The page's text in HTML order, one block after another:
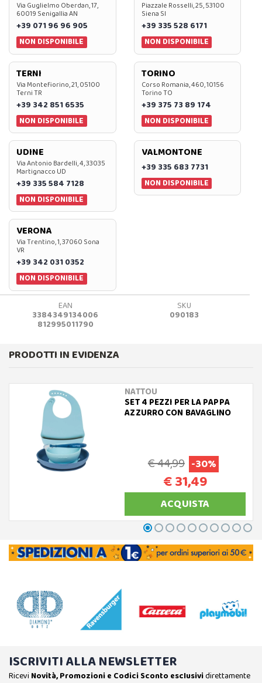
Via Guglielmo Oberdan, 17,
60019 Senigallia AN
+39 071 96 96 905
NON DISPONIBILE
Piazzale Rosselli, 25, 53100
Siena SI
+39 335 528 6171
NON DISPONIBILE
TERNI
Via Montefiorino, 21, 05100
Terni TR
+39 342 851 6535
NON DISPONIBILE
TORINO
Corso Romania, 460, 10156
Torino TO
+39 375 73 89 174
NON DISPONIBILE
UDINE
Via Antonio Bardelli, 4, 33035
Martignacco UD
+39 335 584 7128
NON DISPONIBILE
VALMONTONE
+39 335 683 7731
NON DISPONIBILE
VERONA
Via Trentino, 1, 37060 Sona
VR
+39 342 031 0352
NON DISPONIBILE
EAN
3384349134006
812995011790
SKU
090183
PRODOTTI IN EVIDENZA
NATTOU
SET 4 PEZZI PER LA PAPPA
AZZURRO CON BAVAGLINO
€ 44,99 -30%
€ 31,49
ACQUISTA
ISCRIVITI ALLA NEWSLETTER
Ricevi Novità, Promozioni e Codici Sconto esclusividirettamente